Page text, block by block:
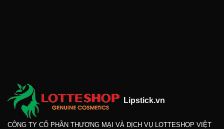
Lipstick.vn
CÔNG TY CỔ PHẦN THƯƠNG MẠI VÀ DỊCH VỤ LOTTESHOP VIỆT